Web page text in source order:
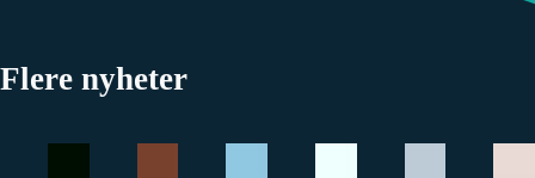
Flere nyheter